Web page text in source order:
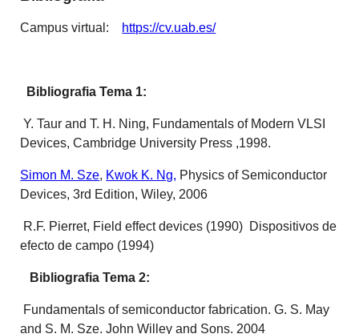
Campus virtual: https://cv.uab.es/
Bibliografia Tema 1:
Y. Taur and T. H. Ning, Fundamentals of Modern VLSI
Devices, Cambridge University Press ,1998.
Simon M. Sze, Kwok K. Ng, Physics of Semiconductor
Devices, 3rd Edition, Wiley, 2006
R.F. Pierret, Field effect devices (1990) Dispositivos de
efecto de campo (1994)
Bibliografia Tema 2:
Fundamentals of semiconductor fabrication. G. S. May
and S. M. Sze. John Willey and Sons. 2004